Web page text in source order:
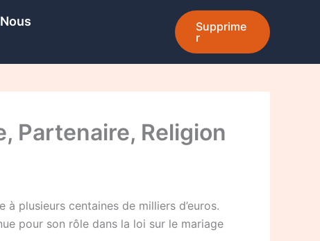
Supprime
r
Partenaire, Religion
plusieurs centaines de milliers d’euros.
pour son rôle dans la loi sur le mariage